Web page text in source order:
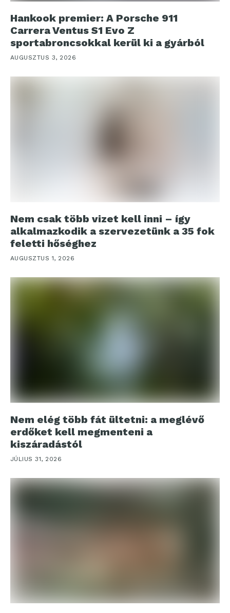
Hankook premier: A Porsche 911
Carrera Ventus S1 Evo Z
sportabroncsokkal kerül ki a gyárból
AUGUSZTUS 3, 2026
Nem csak több vizet kell inni – így
alkalmazkodik a szervezetünk a 35 fok
feletti hőséghez
AUGUSZTUS 1, 2026
Nem elég több fát ültetni: a meglévő
erdőket kell megmenteni a
kiszáradástól
JÚLIUS 31, 2026